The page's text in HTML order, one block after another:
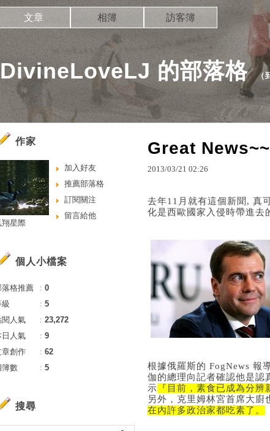
DivineLoveLJ 的部落格（
文章 相簿 訪客簿
Great
2013/03/21 02:26
去年11月就有這個新聞, 真
化是西歐國家入侵時帶進去
根據俄羅斯的 FogNews 報
伽的總理向記者確認他是認
示 『目前，素食已成為分辨
另外，克里姆林宮首席大
在內許多政治家都吃素了。
作家
加入好友
推薦部落格
訂閱關注
留言給他
翔星際
個人小檔案
落格推薦 ： 0
： 5
閱人氣
： 23,272
日人氣
： 9
章創作
： 62
簿數
： 5
搜尋